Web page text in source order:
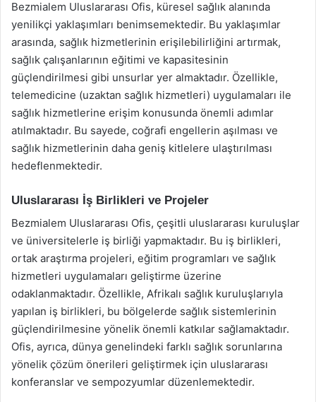
Bezmialem Uluslararası Ofis, küresel sağlık alanında
yenilikçi yaklaşımları benimsemektedir. Bu yaklaşımlar
arasında, sağlık hizmetlerinin erişilebilirliğini artırmak,
sağlık çalışanlarının eğitimi ve kapasitesinin
güçlendirilmesi gibi unsurlar yer almaktadır. Özellikle,
telemedicine (uzaktan sağlık hizmetleri) uygulamaları ile
sağlık hizmetlerine erişim konusunda önemli adımlar
atılmaktadır. Bu sayede, coğrafi engellerin aşılması ve
sağlık hizmetlerinin daha geniş kitlelere ulaştırılması
hedeflenmektedir.
Uluslararası İş Birlikleri ve Projeler
Bezmialem Uluslararası Ofis, çeşitli uluslararası kuruluşlar
ve üniversitelerle iş birliği yapmaktadır. Bu iş birlikleri,
ortak araştırma projeleri, eğitim programları ve sağlık
hizmetleri uygulamaları geliştirme üzerine
odaklanmaktadır. Özellikle, Afrikalı sağlık kuruluşlarıyla
yapılan iş birlikleri, bu bölgelerde sağlık sistemlerinin
güçlendirilmesine yönelik önemli katkılar sağlamaktadır.
Ofis, ayrıca, dünya genelindeki farklı sağlık sorunlarına
yönelik çözüm önerileri geliştirmek için uluslararası
konferanslar ve sempozyumlar düzenlemektedir.